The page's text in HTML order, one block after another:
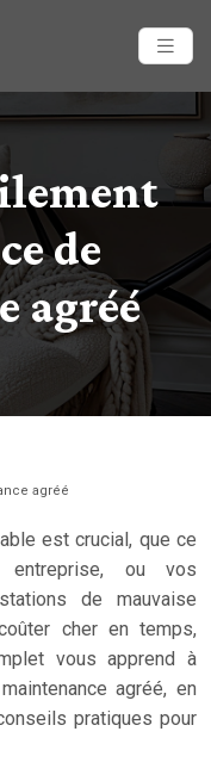
de
agréé
agréé
est crucial, que ce
ou vos
de mauvaise
cher en temps,
vous apprend à
agréé, en
pratiques pour